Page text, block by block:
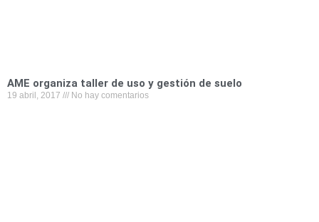
AME organiza taller de uso y gestión de suelo
19 abril, 2017 No hay comentarios